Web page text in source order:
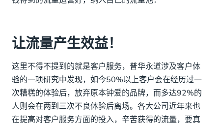
让流量产生效益！
这里不得不提到的就是客户服务，普华永道涉及客户体
验的一项研究中发现，如今50%以上客户会在经历过一
次糟糕的体验后，放弃原本钟爱的品牌，而多达92%的
人则会在两到三次不良体验后离场。各大公司近年来也
在提高对客户服务方面的投入，辛苦获得的流量，要真